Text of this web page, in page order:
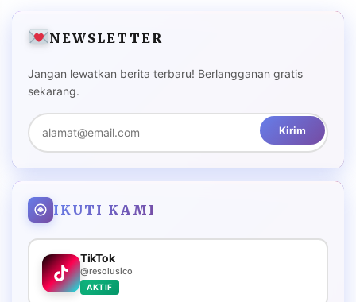
NEWSLETTER
Jangan lewatkan berita terbaru! Berlangganan gratis
sekarang.
Kirim
IKUTI KAMI
TikTok
@resolusico
AKTIF